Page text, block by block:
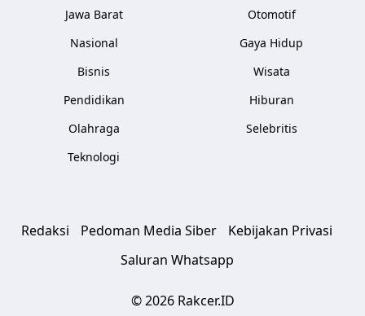
Jawa Barat
Nasional
Bisnis
Pendidikan
Olahraga
Teknologi
Otomotif
Gaya Hidup
Wisata
Hiburan
Selebritis
Redaksi Pedoman Media Siber
Kebijakan Privasi
Saluran Whatsapp
© 2026 Rakcer.ID